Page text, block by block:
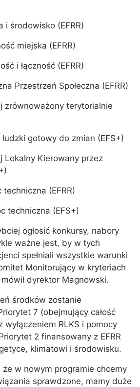
i środowisko (EFRR)
miejska (EFRR)
i łączność (EFRR)
Przestrzeń Społeczna (EFRR)
zrównoważony terytorialnie
ludzki gotowy do zmian (EFS+)
Lokalny Kierowany przez
(EFRR)
techniczna (EFS+)
ogłosić konkursy, nabory
ważne jest, by w tych
spełniali wszystkie warunki
Monitorujący w kryteriach
dyrektor Magnowski.
środków zostanie
7 (obejmujący całość
wyłączeniem RLKS i pomocy
2 finansowany z EFRR
klimatowi i środowisku.
w nowym programie chcemy
sprawdzone, mamy duże